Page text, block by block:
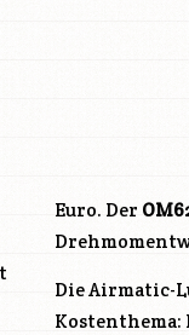
Euro. Der
Die Airmatic-
Kostenthema: